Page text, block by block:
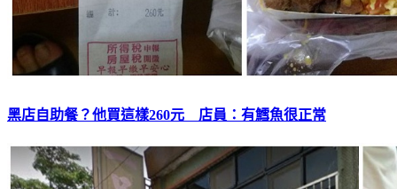
黑店自助餐？他買這樣260元 店員：有鱈魚很正常